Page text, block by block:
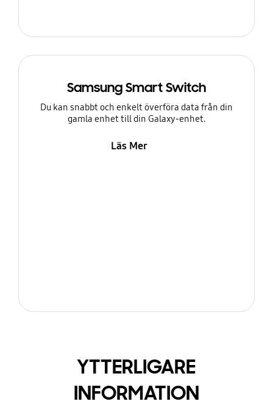
Samsung Smart Switch
Du kan snabbt och enkelt överföra data från din
gamla enhet till din Galaxy-enhet.
Läs Mer
YTTERLIGARE
INFORMATION